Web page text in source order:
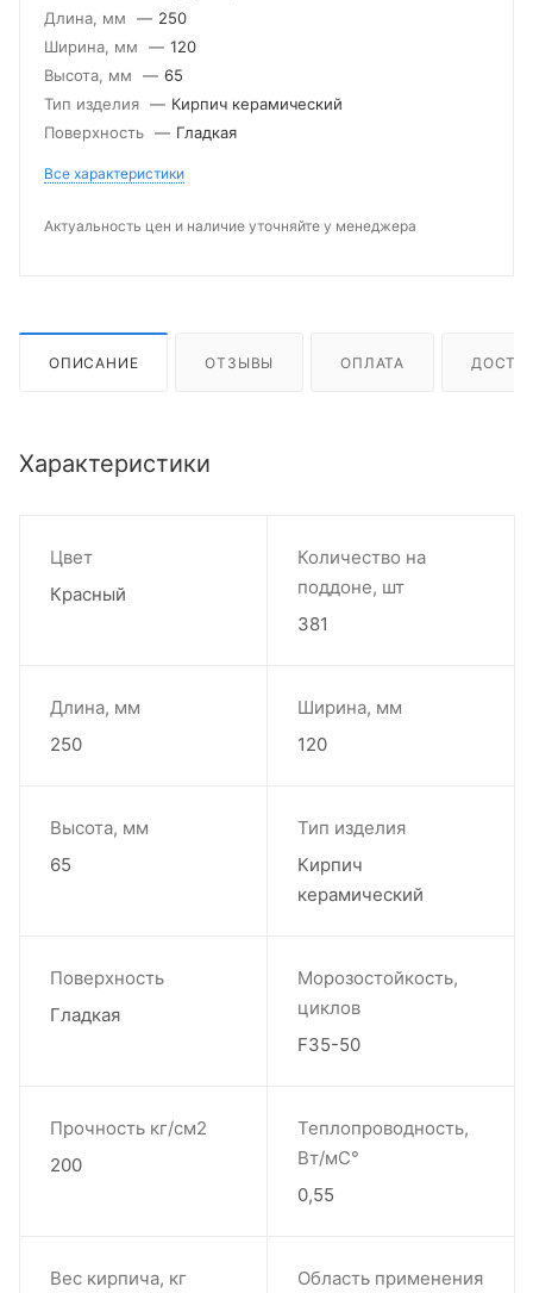
Длина, мм
— 250
Ширина, мм
— 120
Высота, мм
— 65
Тип изделия — Кирпич керамический
Поверхность — Гладкая
Все характеристики
Актуальность цен и наличие уточняйте у менеджера
ОПИСАНИЕ ОТЗЫВЫ ОПЛАТА
Характеристики
Цвет
Красный
Количество на
поддоне, шт
381
Длина, мм
250
Ширина, мм
120
Высота, мм
65
Тип изделия
Кирпич
керамический
Поверхность
Гладкая
Морозостойкость,
циклов
F35-50
Прочность кг/см2
200
Теплопроводность,
Вт/мС°
0,55
Вес кирпича, кг Область применения